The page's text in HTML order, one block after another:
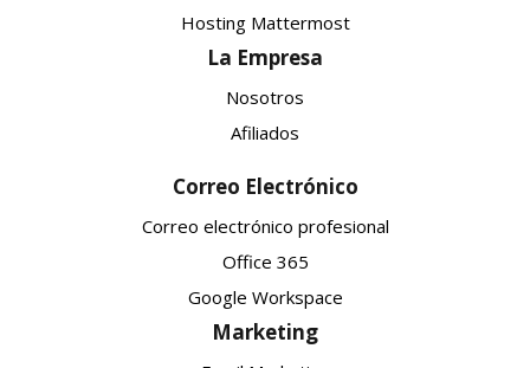
Hosting Mattermost
La Empresa
Nosotros
Afiliados
Correo Electrónico
Correo electrónico profesional
Office 365
Google Workspace
Marketing